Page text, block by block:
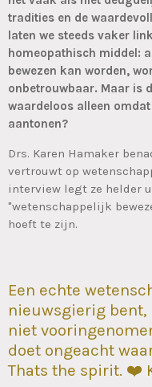
tradities en de
laten we steeds vaker
homeopathisch middel:
bewezen kan worden,
onbetrouwbaar. Maar is
waardeloos alleen
aantonen?
Drs. Karen Hamaker
vertrouwt op
interview legt ze helder
"wetenschappelijk
hoeft te zijn.
Een echte
nieuwsgierig bent,
niet
doet ongeacht
Thats the spirit. ❤️